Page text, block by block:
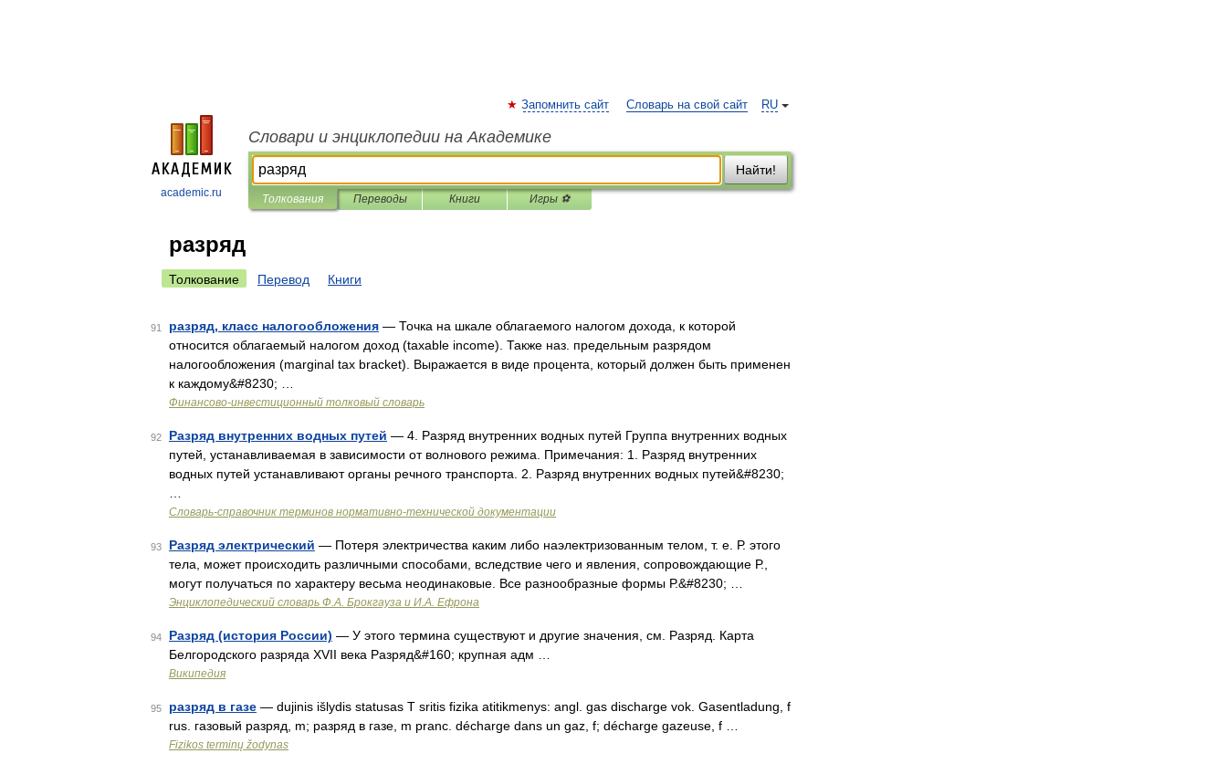
academic.ru
RU
Запомнить сайт Словарь на свой сайт
Словари и энциклопедии на Академике
Найти!
Толкования Переводы Книги Игры ⚽
разряд
Толкование Перевод Книги
91 разряд, класс налогообложения — Точка на шкале облагаемого налогом дохода, к которой
относится облагаемый налогом доход (taxable income). Также наз. предельным разрядом
налогообложения (marginal tax bracket). Выражается в виде процента, который должен быть применен
к каждому&#8230; …
Финансово-инвестиционный толковый словарь
92 Разряд внутренних водных путей — 4. Разряд внутренних водных путей Группа внутренних водных
путей, устанавливаемая в зависимости от волнового режима. Примечания: 1. Разряд внутренних
водных путей устанавливают органы речного транспорта. 2. Разряд внутренних водных путей&#8230;
Словарь-справочник терминов нормативно-технической документации
93 Разряд электрический — Потеря электричества каким либо наэлектризованным телом, т. е. Р. этого
тела, может происходить различными способами, вследствие чего и явления, сопровождающие Р.,
могут получаться по характеру весьма неодинаковые. Все разнообразные формы Р.&#8230; …
Энциклопедический словарь Ф.А. Брокгауза и И.А. Ефрона
94 Разряд (история России) — У этого термина существуют и другие значения, см. Разряд. Карта
Белгородского разряда XVII века Разряд&#160; крупная адм …
Википедия
95 разряд в газе — dujinis išlydis statusas T sritis fizika atitikmenys: angl. gas discharge vok. Gasentladung, f
rus. газовый разряд, m; разряд в газе, m pranc. décharge dans un gaz, f; décharge gazeuse, f …
Fizikos terminų žodynas